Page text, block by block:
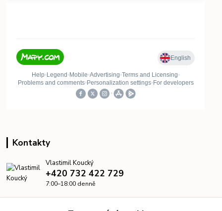
Kontakty
Vlastimil Koucký
+420 732 422 729
7:00–18:00 denně